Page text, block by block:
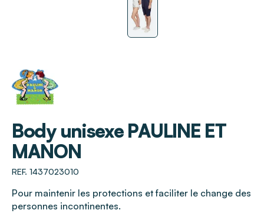
Body unisexe PAULINE ET
MANON
REF. 1437023010
Pour maintenir les protections et faciliter le change des
personnes incontinentes.